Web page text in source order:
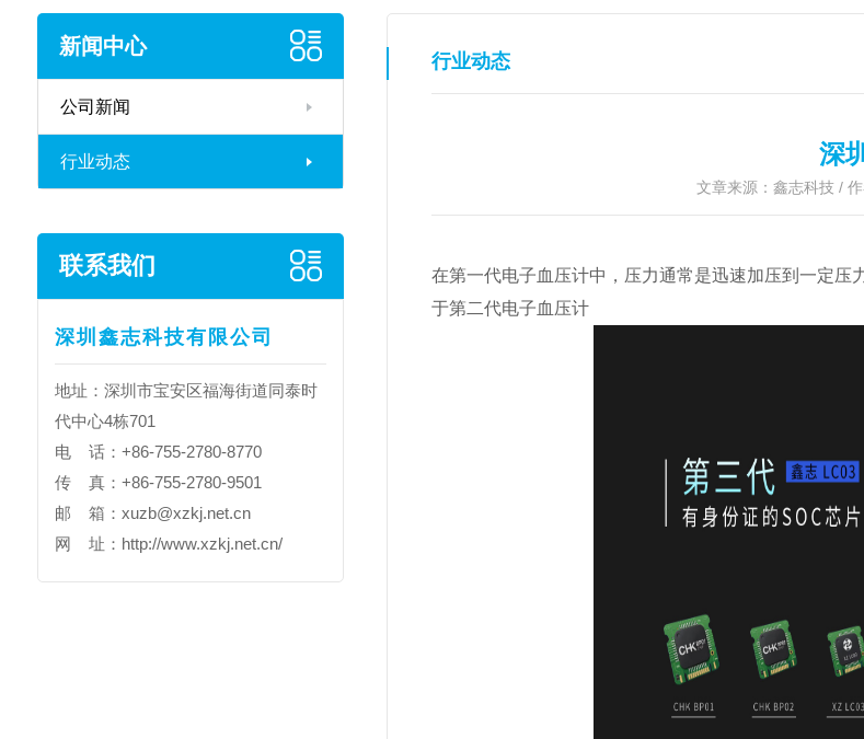
新闻中心
公司新闻
行业动态
联系我们
深圳鑫志科技有限公司
地址：深圳市宝安区福海街道同泰时
代中心4栋701
电 话：+86-755-2780-8770
传 真：+86-755-2780-9501
邮 箱： xuzb@xzkj.net.cn
网 址： http://www.xzkj.net.cn/
行业动态
深
文章来源：鑫志科技 /
在第一代电子血压计中，压力通常是迅速加压到一定
于第二代电子血压计